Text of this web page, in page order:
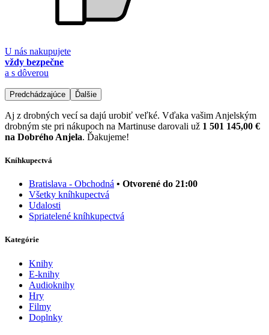
U nás nakupujete
vždy bezpečne
a s dôverou
Predchádzajúce Ďalšie
Aj z drobných vecí sa dajú urobiť veľké. Vďaka vašim Anjelským
drobným ste pri nákupoch na Martinuse darovali už 1 501 145,00 €
na Dobrého Anjela. Ďakujeme!
Kníhkupectvá
Bratislava - Obchodná • Otvorené do 21:00
Všetky kníhkupectvá
Udalosti
Spriatelené kníhkupectvá
Kategórie
Knihy
E-knihy
Audioknihy
Hry
Filmy
Doplnky